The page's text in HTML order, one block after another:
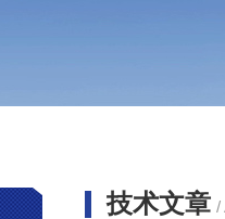
技术文章 /